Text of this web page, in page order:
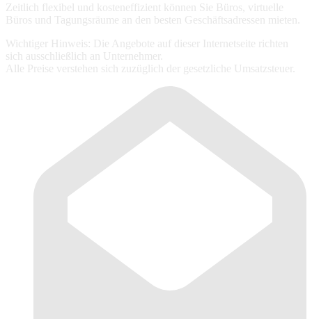
Zeitlich flexibel und kosteneffizient können Sie Büros, virtuelle
Büros und Tagungsräume an den besten Geschäftsadressen mieten.
Wichtiger Hinweis: Die Angebote auf dieser Internetseite richten
sich ausschließlich an Unternehmer.
Alle Preise verstehen sich zuzüglich der gesetzliche Umsatzsteuer.